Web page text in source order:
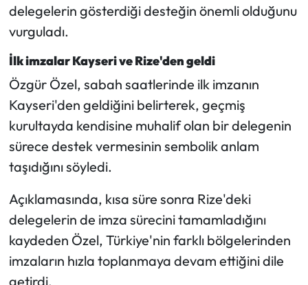
delegelerin gösterdiği desteğin önemli olduğunu
vurguladı.
İlk imzalar Kayseri ve Rize'den geldi
Özgür Özel, sabah saatlerinde ilk imzanın
Kayseri'den geldiğini belirterek, geçmiş
kurultayda kendisine muhalif olan bir delegenin
sürece destek vermesinin sembolik anlam
taşıdığını söyledi.
Açıklamasında, kısa süre sonra Rize'deki
delegelerin de imza sürecini tamamladığını
kaydeden Özel, Türkiye'nin farklı bölgelerinden
imzaların hızla toplanmaya devam ettiğini dile
getirdi.
Ortaköy Haberleri
Otomotiv
Resmi İlan
Sağlık
Siyaset
Spor